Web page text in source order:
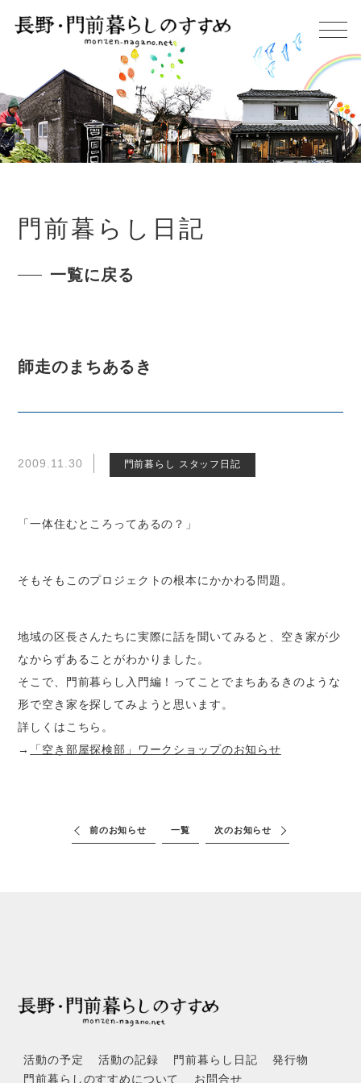
門前暮らし日記
一覧に戻る
師走のまちあるき
2009.11.30 門前暮らし スタッフ日記
「一体住むところってあるの？」
そもそもこのプロジェクトの根本にかかわる問題。
地域の区長さんたちに実際に話を聞いてみると、空き家が少
なからずあることがわかりました。
そこで、門前暮らし入門編！ってことでまちあるきのような
形で空き家を探してみようと思います。
詳しくはこちら。
→
「空き部屋探検部」ワークショップのお知らせ
前のお知らせ 一覧 次のお知らせ
活動の予定 活動の記録 門前暮らし日記
発行物
門前暮らしのすすめについて
お問合せ